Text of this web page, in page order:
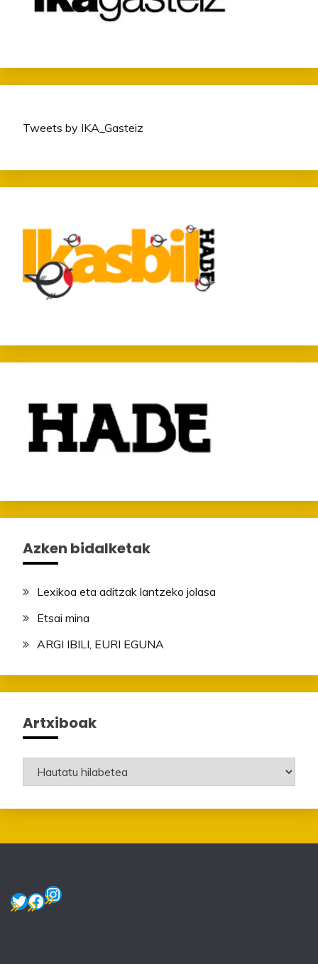
Tweets by IKA_Gasteiz
Azken bidalketak
Lexikoa eta aditzak lantzeko jolasa
Etsai mina
ARGI IBILI, EURI EGUNA
Artxiboak
Artxiboak
Twitter
Facebook
Instagram